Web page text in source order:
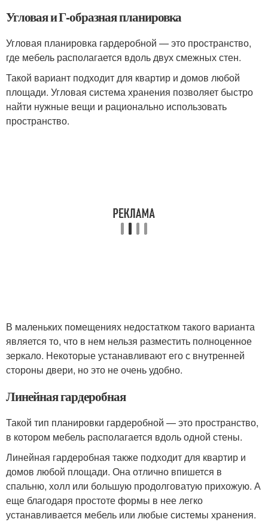
Угловая и Г-образная планировка
Угловая планировка гардеробной — это пространство,
где мебель располагается вдоль двух смежных стен.
Такой вариант подходит для квартир и домов любой
площади. Угловая система хранения позволяет быстро
найти нужные вещи и рационально использовать
пространство.
В маленьких помещениях недостатком такого варианта
является то, что в нем нельзя разместить полноценное
зеркало. Некоторые устанавливают его с внутренней
стороны двери, но это не очень удобно.
Линейная гардеробная
Такой тип планировки гардеробной — это пространство,
в котором мебель располагается вдоль одной стены.
Линейная гардеробная также подходит для квартир и
домов любой площади. Она отлично впишется в
спальню, холл или большую продолговатую прихожую. А
еще благодаря простоте формы в нее легко
устанавливается мебель или любые системы хранения.